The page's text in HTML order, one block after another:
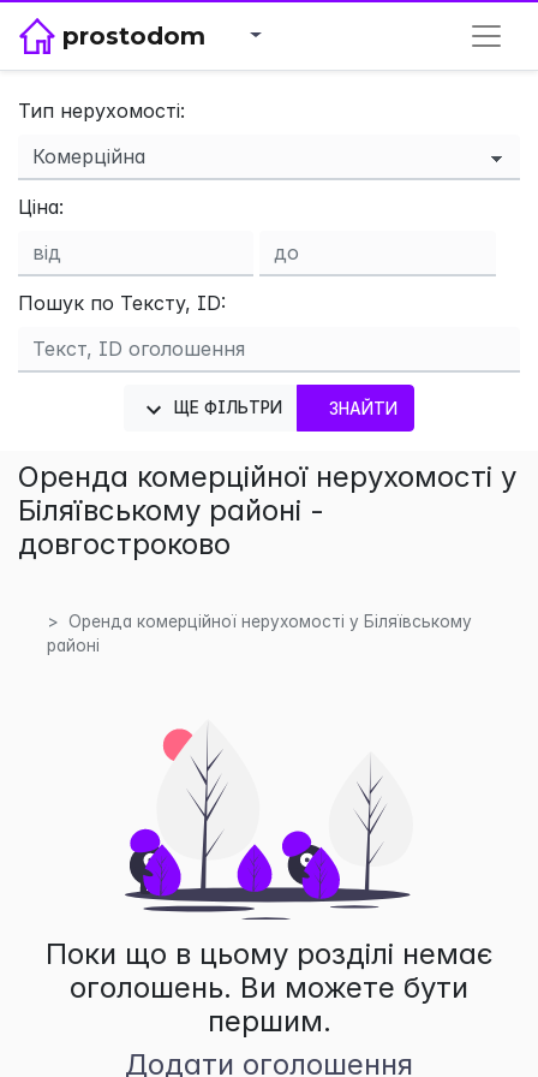
prostodom
Тип нерухомості:
Ціна:
Пошук по Тексту, ID:
ЩЕ ФІЛЬТРИ ЗНАЙТИ
Оренда комерційної нерухомості у
Біляївському районі -
довгостроково
Оренда комерційної нерухомості у Біляївському
районі
Поки що в цьому розділі немає
оголошень. Ви можете бути
першим.
Додати оголошення
×